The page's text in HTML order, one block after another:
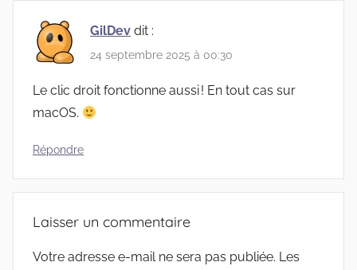
GilDev dit :
24 septembre 2025 à 00:30
Le clic droit fonctionne aussi ! En tout cas sur
macOS.
Répondre
Laisser un commentaire
Votre adresse e-mail ne sera pas publiée. Les